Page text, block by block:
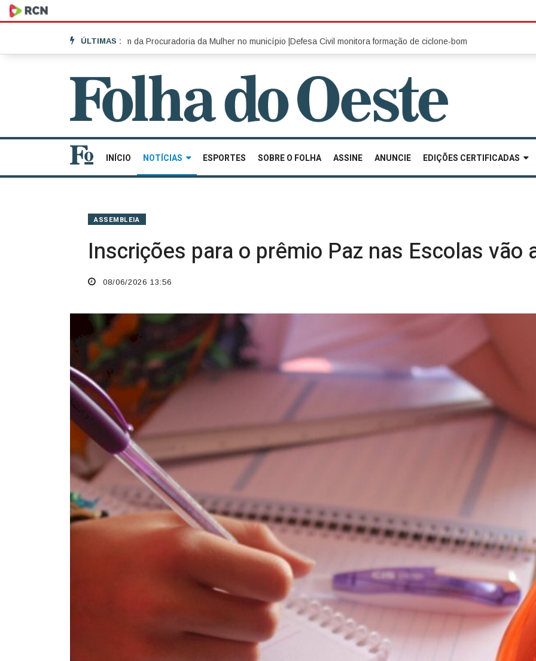
ÚLTIMAS :
Realizado o 2º Fórum da Procuradoria da Mulher no município |Defesa Civil monitora formação de ciclone-bomba no Sul do Brasil |
INÍCIO NOTÍCIAS ESPORTES SOBRE O FOLHA ASSINE ANUNCIE EDIÇÕES CERTIFICADAS
ASSEMBLEIA
Inscrições para o prêmio Paz nas Escolas vão
08/06/2026 13:56